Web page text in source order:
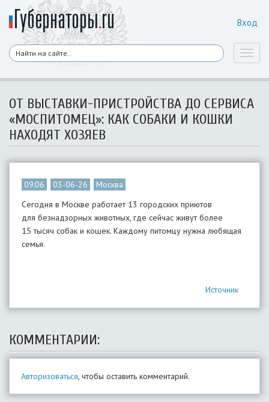
Вход
ОТ ВЫСТАВКИ-ПРИСТРОЙСТВА ДО СЕРВИСА
«МОСПИТОМЕЦ»: КАК СОБАКИ И КОШКИ
НАХОДЯТ ХОЗЯЕВ
09:06 03-06-26
Москва
Сегодня в Москве работает 13 городских приютов
для безнадзорных животных, где сейчас живут более
15 тысяч собак и кошек. Каждому питомцу нужна любящая
семья.
Источник
КОММЕНТАРИИ:
Авторизоваться, чтобы оставить комментарий.